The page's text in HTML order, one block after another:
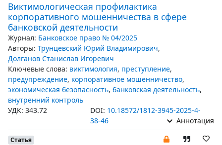
Виктимологическая профилактика
корпоративного мошенничества в сфере
банковской деятельности
Журнал: Банковское право № 04/2025
Авторы: Трунцевский Юрий Владимирович,
Долганов Станислав Игоревич
Ключевые слова: виктимология, преступление,
предупреждение, корпоративное мошенничество,
экономическая безопасность, банковская деятельность,
внутренний контроль
УДК: 343.72
DOI: 10.18572/1812-3945-2025-4-
38-46
Аннотация
Статья